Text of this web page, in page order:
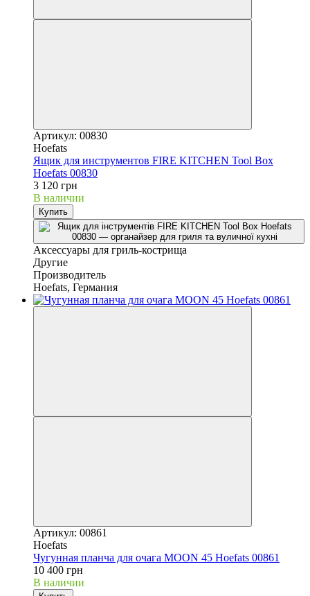
Артикул: 00830
Hoefats
Ящик для инструментов FIRE KITCHEN Tool Box
Hoefats 00830
3 120 грн
В наличии
Купить
Аксессуары для гриль-кострища
Другие
Производитель
Hoefats, Германия
Артикул: 00861
Hoefats
Чугунная планча для очага MOON 45 Hoefats 00861
10 400 грн
В наличии